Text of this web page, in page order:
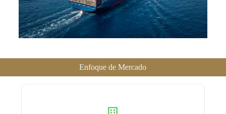
Enfoque de Mercado